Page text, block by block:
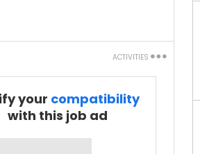
ACTIVITIES
Print
Tell a friend
your compatibility
with this job ad